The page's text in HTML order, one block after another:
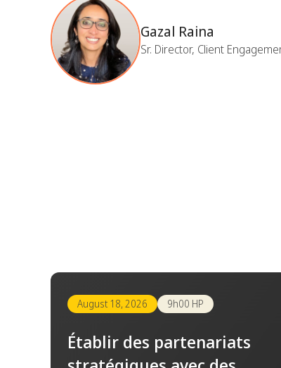
Gazal Raina
Sr. Director, Client
August 18, 2026 9h00 HP
Établir des partenariats